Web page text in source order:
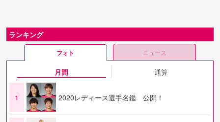
ランキング
フォト ニュース
月間 通算
1 2020レディース選手名鑑 公開！